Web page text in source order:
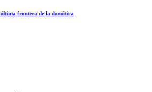
frontera de la domótica